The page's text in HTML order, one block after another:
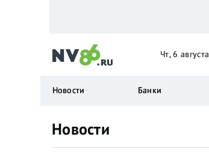
Новости
Чт, 6 августа
Новости Банки